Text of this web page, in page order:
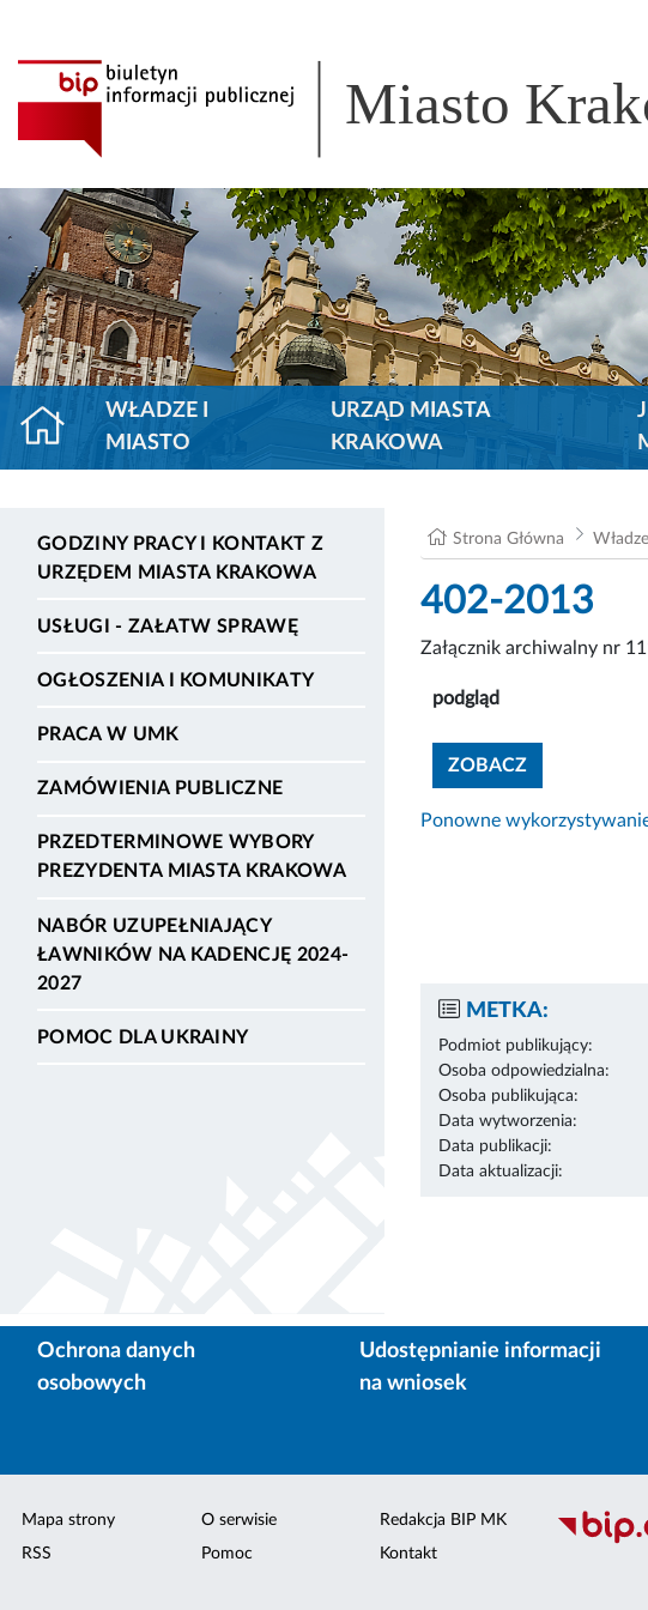
Miasto
WŁADZE I
MIASTO
URZĄD MIASTA
KRAKOWA
GODZINY PRACY I KONTAKT Z
URZĘDEM MIASTA KRAKOWA
USŁUGI - ZAŁATW SPRAWĘ
OGŁOSZENIA I KOMUNIKATY
PRACA W UMK
ZAMÓWIENIA PUBLICZNE
PRZEDTERMINOWE WYBORY
PREZYDENTA MIASTA KRAKOWA
NABÓR UZUPEŁNIAJĄCY
ŁAWNIKÓW NA KADENCJĘ 2024-
2027
POMOC DLA UKRAINY
Strona Główna
402-2013
Załącznik archiwalny nr
podgląd
ZOBACZZOBACZ
Ponowne
METKA:
Podmiot publikujący:
Osoba odpowiedzialna:
Osoba publikująca:
Data wytworzenia:
Data publikacji:
Data aktualizacji:
Ochrona danych
osobowych
Udostępnianie informacji
na wniosek
Mapa strony
RSS
O serwisie
Pomoc
Redakcja BIP MK
Kontakt